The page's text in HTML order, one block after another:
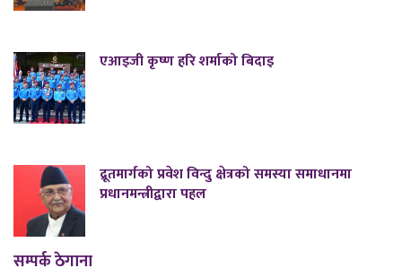
एआइजी कृष्ण हरि शर्माको बिदाइ
द्रूतमार्गको प्रवेश विन्दु क्षेत्रको समस्या समाधानमा
प्रधानमन्त्रीद्वारा पहल
सम्पर्क ठेगाना